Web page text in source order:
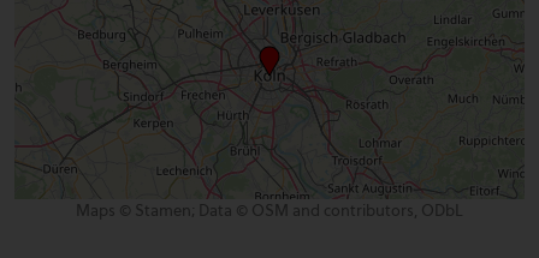
Maps © Stamen; Data © OSM and contributors, ODbL